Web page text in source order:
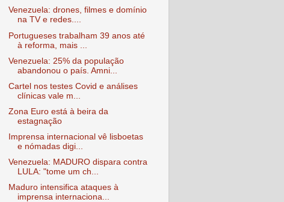
Venezuela: drones, filmes e domínio
na TV e redes....
Portugueses trabalham 39 anos até
à reforma, mais ...
Venezuela: 25% da população
abandonou o país. Amni...
Cartel nos testes Covid e análises
clínicas vale m...
Zona Euro está à beira da
estagnação
Imprensa internacional vê lisboetas
e nómadas digi...
Venezuela: MADURO dispara contra
LULA: "tome um ch...
Maduro intensifica ataques à
imprensa internaciona...